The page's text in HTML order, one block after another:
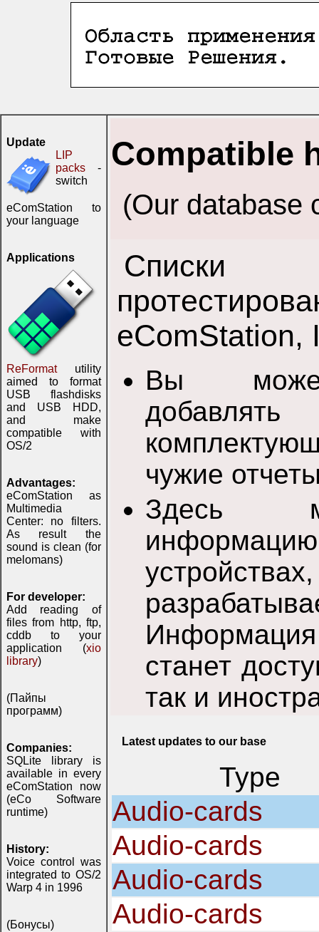
Update
LIP
packs -
switch
eComStation to
your language
Applications
ReFormatutility
aimed to format
USB flashdisks
and USB HDD,
and make
compatible with
OS/2
Advantages:
eComStation as
Multimedia
Center: no filters.
As result the
sound is clean (for
melomans)
For developer:
Add reading of
files from http, ftp,
cddb to your
application (xio
library)
(Пайпы
программ)
Companies:
SQLite library is
available in every
eComStation now
(eCo Software
runtime)
History:
Voice control was
integrated to OS/2
Warp 4 in 1996
(Бонусы)
Compatible
(Our database
Списки
eComStation,
Вы
чужие
Здесь
станет
так и
Latest updates to our base
Type
Audio-cards
Audio-cards
Audio-cards
Audio-cards